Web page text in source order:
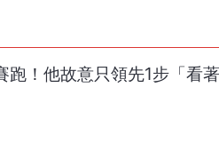
！他故意只領先1步「看